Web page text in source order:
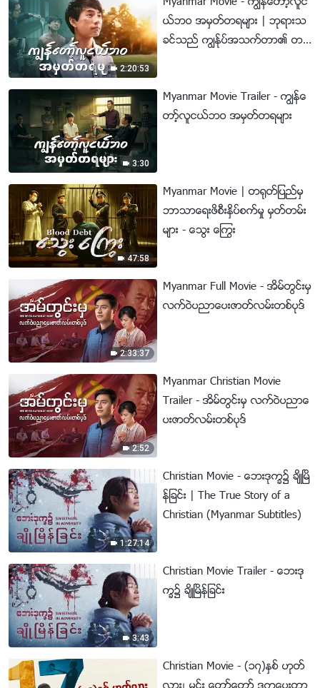
2:20:53
ယ္ဘဝ အမွတ္တရမ်ား | ဘုရားသ
ခင္သည္ ကြၽန္ုပ္အသက္တာ၏ တန္
3:30
Myanmar Movie Trailer - ကြၽန္ေ
တာ့္လူငယ္ဘဝ အမွတ္တရမ်ား
47:58
Myanmar Movie | တ႐ုတ္ျပည္မွ
ဘာသာေရးဖိစီးႏွိပ္စက္မႈ မွတ္တမ္း
မ်ား - ေသြး ေႂကြး
2:33:37
Myanmar Full Movie - အိမ္တြင္းမွ
လက္ဝဲပညာေပးဇာတ္လမ္းတစ္ပုဒ္
2:52
Myanmar Christian Movie
Trailer - အိမ္တြင္းမွ လက္ဝဲပညာေ
ပးဇာတ္လမ္းတစ္ပုဒ္
1:27:14
Christian Movie - ေဘးဒုကၡ၌ ခ်ိဳၿမိ
န္ျခင္း | The True Story of a
Christian (Myanmar Subtitles)
3:43
Christian Movie Trailer - ေဘးဒု
ကၡ၌ ခ်ိဳၿမိန္ျခင္း
Christian Movie - (၁၇)ႏွစ္ ဟုတ္